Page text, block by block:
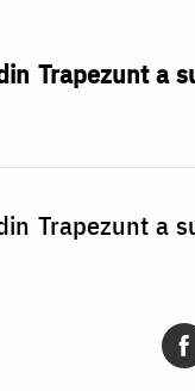
Trapezunt a
Trapezunt a